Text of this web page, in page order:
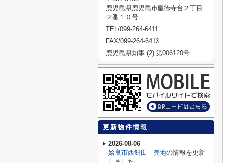
鹿児島県鹿児島市皇徳寺台２丁目
２番１０号
TEL/099-264-6411
FAX/099-264-6413
鹿児島県知事 (2) 第006120号
更新物件情報
2026-08-06
姶良市西餅田 売地の情報を更新
しました。